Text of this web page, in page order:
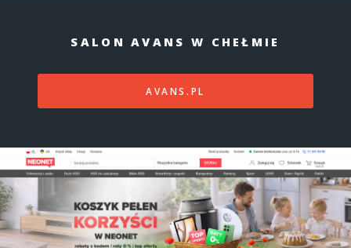
SALON AVANS W CHEŁMIE
AVANS.PL